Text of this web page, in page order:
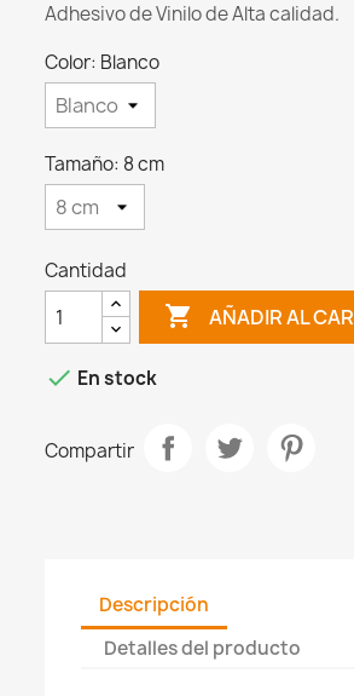
Adhesivo de Vinilo de Alta calidad.
Color: Blanco
Tamaño: 8 cm
Cantidad
 AÑADIR AL
 En stock
Compartir
Descripción
Detalles del producto